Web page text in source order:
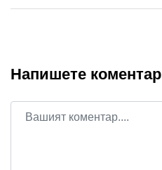
Напишете коментар